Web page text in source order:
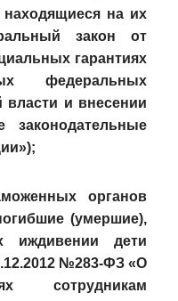
на их
закон от
гарантиях
федеральных
власти и внесении
органов
(умершие),
иждивении дети
№283-ФЗ «О
сотрудникам